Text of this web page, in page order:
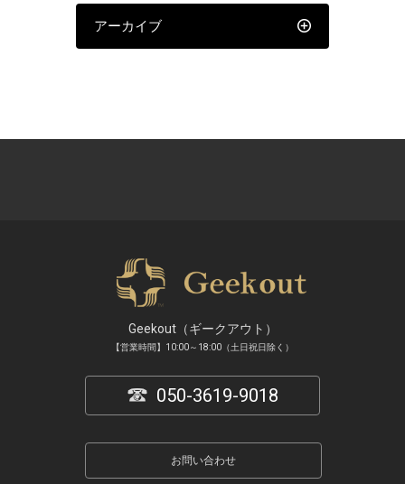
アーカイブ
Geekout（ギークアウト）
【営業時間】10:00～18:00（土日祝日除く）
050-3619-9018
お問い合わせ